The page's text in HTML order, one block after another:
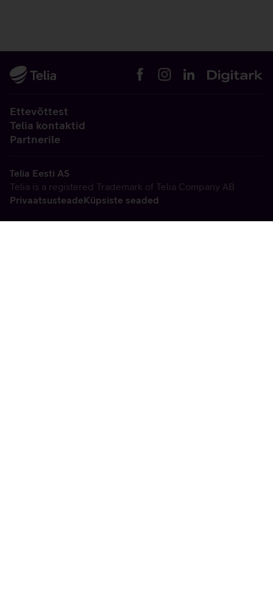
Ettevõttest
Telia kontaktid
Partnerile
Telia Eesti AS
Telia is a registered Trademark of Telia Company AB
PrivaatsusteadeKüpsiste seaded